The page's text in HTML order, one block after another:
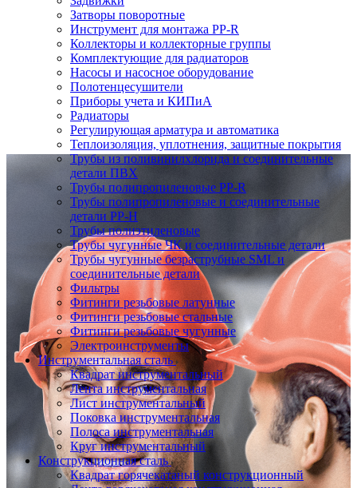
Затворы поворотные
Инструмент для монтажа PP-R
Коллекторы и коллекторные группы
Комплектующие для радиаторов
Насосы и насосное оборудование
Полотенцесушители
Приборы учета и КИПиА
Радиаторы
Регулирующая арматура и автоматика
Теплоизоляция, уплотнения, защитные покрытия
Трубы из поливинилхлорида и соединительные
детали ПВХ
Трубы полипропиленовые PP-R
Трубы полипропиленовые и соединительные
детали PP-H
Трубы полиэтиленовые
Трубы чугунные ЧК и соединительные детали
Трубы чугунные безраструбные SML и
соединительные детали
Фильтры
Фитинги резьбовые латунные
Фитинги резьбовые стальные
Фитинги резьбовые чугунные
Электроинструменты
Инструментальная сталь
Квадрат инструментальный
Лента инструментальная
Лист инструментальный
Поковка инструментальная
Полоса инструментальная
Круг инструментальный
Конструкционная сталь
Квадрат горячекатаный конструкционный